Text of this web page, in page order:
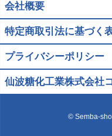
会社概要
特定商取引法に基づく
プライバシーポリシー
仙波糖化工業株式会社
© Semba-